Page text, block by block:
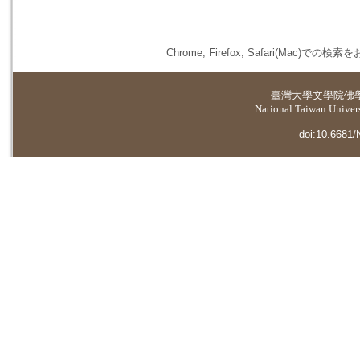
Chrome, Firefox, Safari(Mac)での検索を
臺灣大學文學院佛
National Taiwan
doi:10.6681/